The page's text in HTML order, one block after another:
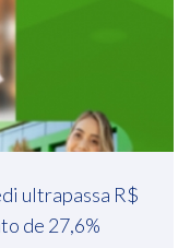
ultrapassa R$
de 27,6%